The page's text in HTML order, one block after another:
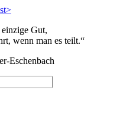
einzige Gut,
wenn man es teilt.“
Eschenbach